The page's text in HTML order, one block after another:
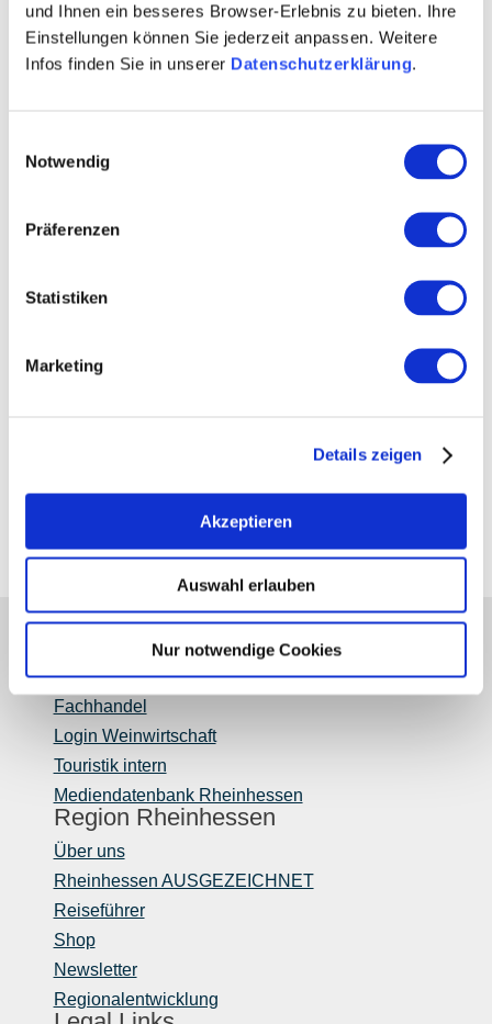
und Ihnen ein besseres Browser-Erlebnis zu bieten. Ihre
Einstellungen können Sie jederzeit anpassen. Weitere
Infos finden Sie in unserer Datenschutzerklärung.
Notwendig
Präferenzen
Statistiken
Marketing
Details zeigen
Akzeptieren
Auswahl erlauben
Nur notwendige Cookies
AG“
Jetzt vorsorgen und hier abschließen
Presse
Fachhandel
Login Weinwirtschaft
Touristik intern
Mediendatenbank Rheinhessen
Region Rheinhessen
Über uns
Rheinhessen AUSGEZEICHNET
Reiseführer
Shop
Newsletter
Regionalentwicklung